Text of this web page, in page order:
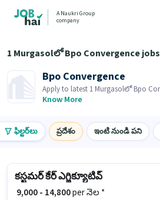
A Naukri Group
company
1 Murgasolలో Bpo Convergence jobs
Bpo Convergence
Apply to latest 1 Murgasolలో Bpo
Recruiter is actively hiring in your area.
Know More
ఫిల్టర్‌లు ప్రదేశం ఇంటి నుండి పని
కస్టమర్ కేర్ ఎగ్జిక్యూటివ్
₹ 9,000 - 14,800per నెల *